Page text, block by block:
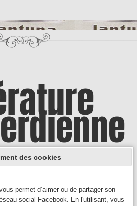
d'une culture encore
des cookies
est un service utilisé sur notre site Web
de signaler le trafic et de mesurer la
utilisateurs interagissent avec le contenu
afin de l’améliorer et de fournir de
permet d’aimer ou de partager son
social Facebook. En l'utilisant, vous